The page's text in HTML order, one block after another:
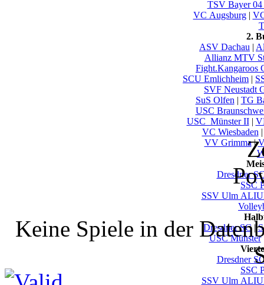
TSV Bayer 04
VC Augsburg|
2.
ASV Dachau |
Allianz MTV
Fight.Kangaroos
SCU Emlichheim |
SVF Neustadt
SuS Olfen | TG
USC
USC_Münster II|
VC Wiesbaden
VV Grimma|
Dresdner
SSC
SSV Ulm
Dresdner SC|
USC Münster
Dresdner
SSC
SSV Ulm
Keine Spiele in der